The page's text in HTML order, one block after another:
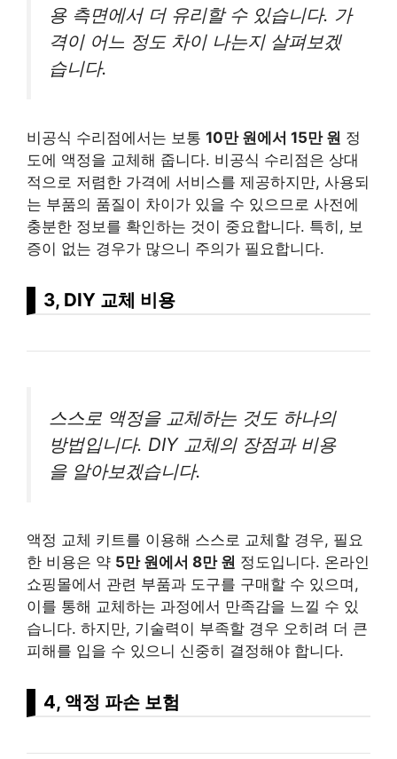
용 측면에서 더 유리할 수 있습니다. 가
격이 어느 정도 차이 나는지 살펴보겠
습니다.
비공식 수리점에서는 보통 10만 원에서 15만 원 정
도에 액정을 교체해 줍니다. 비공식 수리점은 상대
적으로 저렴한 가격에 서비스를 제공하지만, 사용되
는 부품의 품질이 차이가 있을 수 있으므로 사전에
충분한 정보를 확인하는 것이 중요합니다. 특히, 보
증이 없는 경우가 많으니 주의가 필요합니다.
3, DIY 교체 비용
스스로 액정을 교체하는 것도 하나의
방법입니다. DIY 교체의 장점과 비용
을 알아보겠습니다.
액정 교체 키트를 이용해 스스로 교체할 경우, 필요
한 비용은 약 5만 원에서 8만 원 정도입니다. 온라인
쇼핑몰에서 관련 부품과 도구를 구매할 수 있으며,
이를 통해 교체하는 과정에서 만족감을 느낄 수 있
습니다. 하지만, 기술력이 부족할 경우 오히려 더 큰
피해를 입을 수 있으니 신중히 결정해야 합니다.
4, 액정 파손 보험